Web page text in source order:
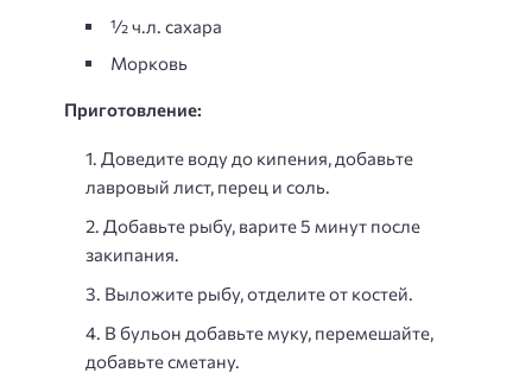
½ ч.л. сахара
Морковь
Приготовление:
Доведите воду до кипения, добавьте
лавровый лист, перец и соль.
Добавьте рыбу, варите 5 минут после
закипания.
Выложите рыбу, отделите от костей.
В бульон добавьте муку, перемешайте,
добавьте сметану.